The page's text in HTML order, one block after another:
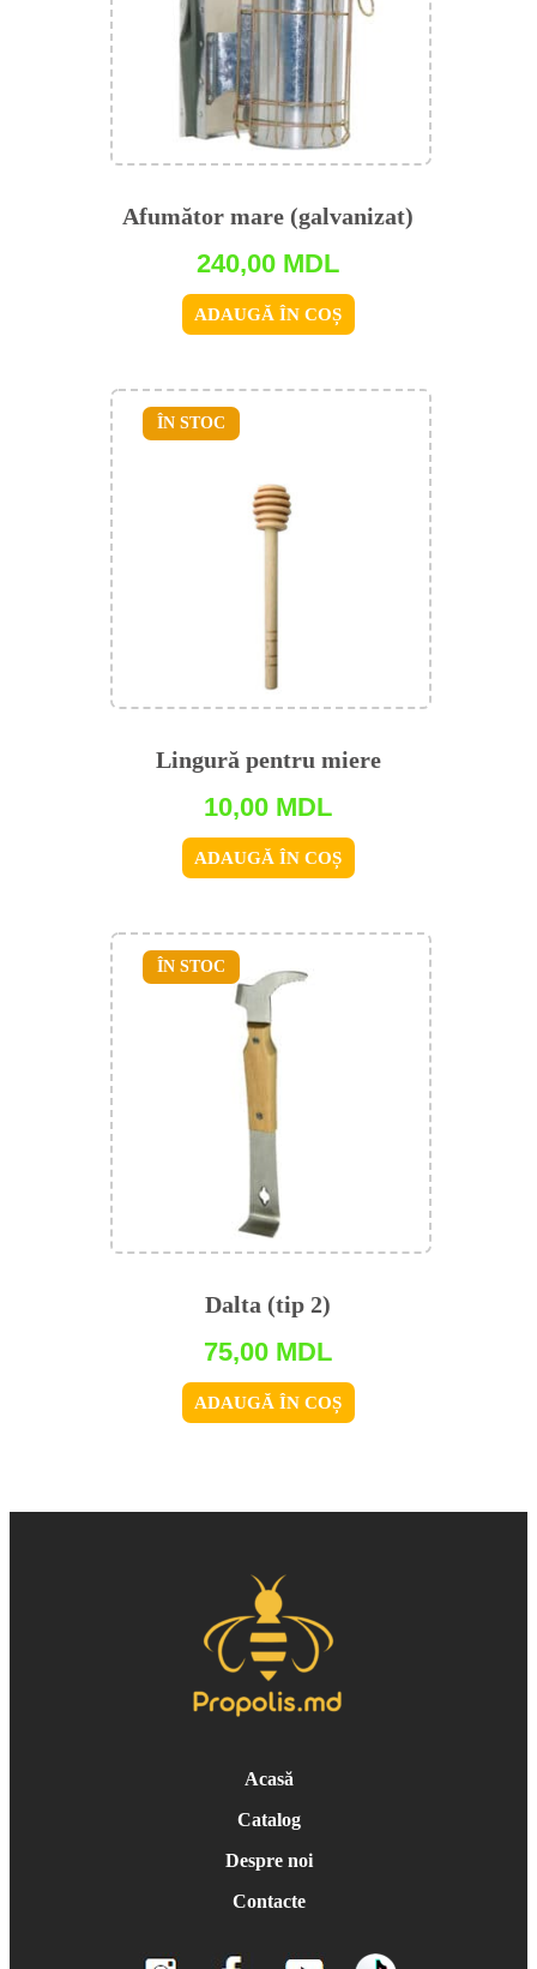
Afumător mare (galvanizat)
240,00 MDL
ADAUGĂ ÎN COȘ
Lingură pentru miere
10,00 MDL
ADAUGĂ ÎN COȘ
ÎN STOC
Dalta (tip 2)
75,00 MDL
ADAUGĂ ÎN COȘ
ÎN STOC
Acasă
Catalog
Despre noi
Contacte